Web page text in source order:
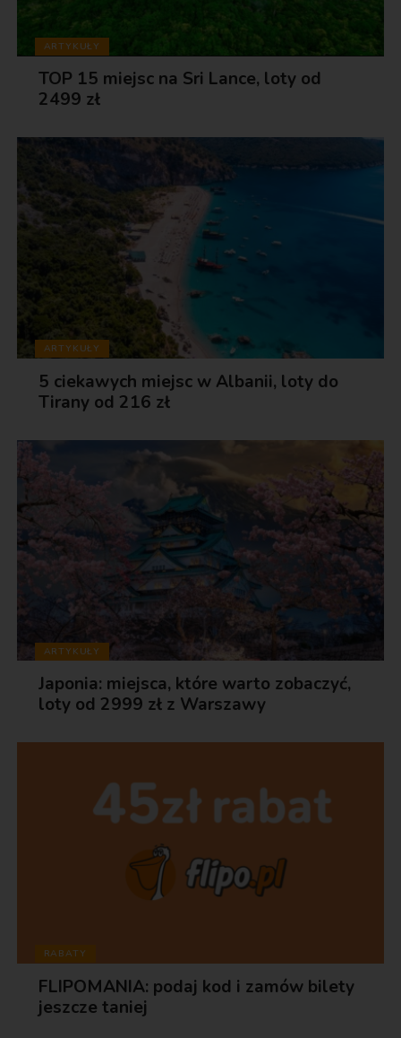
ARTYKUŁY
TOP 15 miejsc na Sri Lance, loty od
2499 zł
ARTYKUŁY
5 ciekawych miejsc w Albanii, loty do
Tirany od 216 zł
ARTYKUŁY
Japonia: miejsca, które warto zobaczyć,
loty od 2999 zł z Warszawy
RABATY
FLIPOMANIA: podaj kod i zamów bilety
jeszcze taniej